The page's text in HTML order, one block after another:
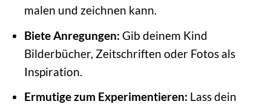
malen und zeichnen kann.
Biete Anregungen: Gib deinem Kind
Bilderbücher, Zeitschriften oder Fotos als
Inspiration.
Ermutige zum Experimentieren: Lass dein